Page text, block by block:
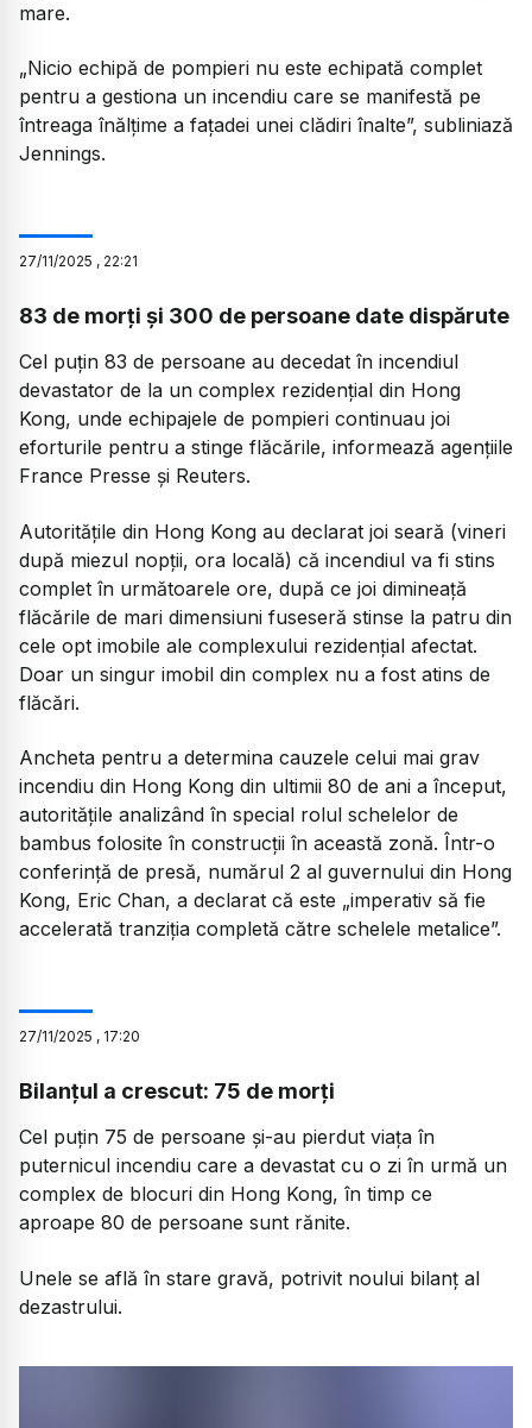
mare.
„Nicio echipă de pompieri nu este echipată complet
pentru a gestiona un incendiu care se manifestă pe
întreaga înălțime a fațadei unei clădiri înalte”, subliniază
Jennings.
27/11/2025 , 22:21
83 de morți și 300 de persoane date dispărute
Cel puțin 83 de persoane au decedat în incendiul
devastator de la un complex rezidențial din Hong
Kong, unde echipajele de pompieri continuau joi
eforturile pentru a stinge flăcările, informează agențiile
France Presse și Reuters.
Autoritățile din Hong Kong au declarat joi seară (vineri
după miezul nopții, ora locală) că incendiul va fi stins
complet în următoarele ore, după ce joi dimineață
flăcările de mari dimensiuni fuseseră stinse la patru din
cele opt imobile ale complexului rezidențial afectat.
Doar un singur imobil din complex nu a fost atins de
flăcări.
Ancheta pentru a determina cauzele celui mai grav
incendiu din Hong Kong din ultimii 80 de ani a început,
autoritățile analizând în special rolul schelelor de
bambus folosite în construcții în această zonă. Într-o
conferință de presă, numărul 2 al guvernului din Hong
Kong, Eric Chan, a declarat că este „imperativ să fie
accelerată tranziția completă către schelele metalice”.
27/11/2025 , 17:20
Bilanțul a crescut: 75 de morți
Cel puțin 75 de persoane și-au pierdut viața în
puternicul incendiu care a devastat cu o zi în urmă un
complex de blocuri din Hong Kong, în timp ce
aproape 80 de persoane sunt rănite.
Unele se află în stare gravă, potrivit noului bilanț al
dezastrului.